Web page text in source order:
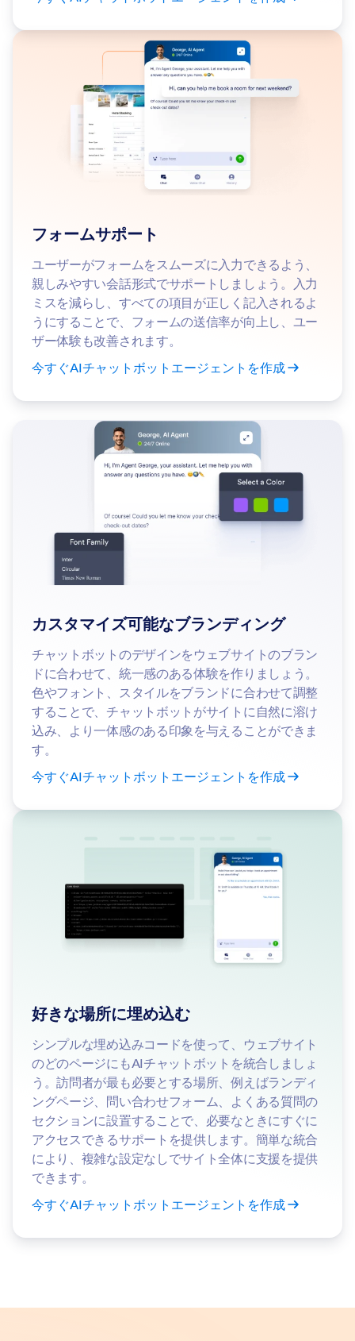
フォームサポート
ユーザーがフォームをスムーズに入力できるよう、
親しみやすい会話形式でサポートしましょう。入力
ミスを減らし、すべての項目が正しく記入されるよ
うにすることで、フォームの送信率が向上し、ユー
ザー体験も改善されます。
今すぐAIチャットボットエージェントを作成
カスタマイズ可能なブランディング
チャットボットのデザインをウェブサイトのブラン
ドに合わせて、統一感のある体験を作りましょう。
色やフォント、スタイルをブランドに合わせて調整
することで、チャットボットがサイトに自然に溶け
込み、より一体感のある印象を与えることができま
す。
今すぐAIチャットボットエージェントを作成
好きな場所に埋め込む
シンプルな埋め込みコードを使って、ウェブサイト
のどのページにもAIチャットボットを統合しましょ
う。訪問者が最も必要とする場所、例えばランディ
ングページ、問い合わせフォーム、よくある質問の
セクションに設置することで、必要なときにすぐに
アクセスできるサポートを提供します。簡単な統合
により、複雑な設定なしでサイト全体に支援を提供
できます。
今すぐAIチャットボットエージェントを作成